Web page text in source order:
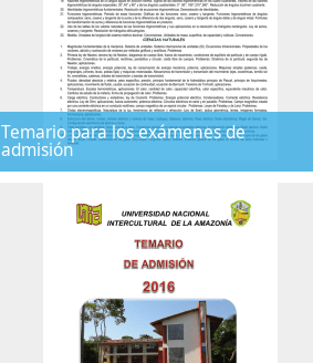
Temario para los exámenes de
admisión